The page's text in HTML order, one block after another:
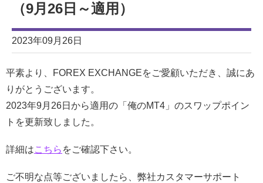
（9月26日～適用）
2023年09月26日
平素より、FOREX EXCHANGEをご愛顧いただき、誠にあ
りがとうございます。
2023年9月26日から適用の「俺のMT4」のスワップポイン
トを更新致しました。
詳細はこちら をご確認下さい。
ご不明な点等ございましたら、弊社カスタマーサポート